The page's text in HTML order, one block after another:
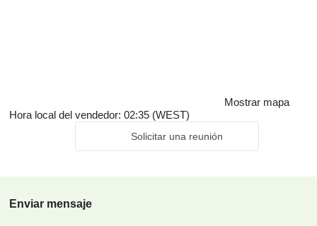
Mostrar mapa
Hora local del vendedor: 02:35 (WEST)
Solicitar una reunión
Enviar mensaje